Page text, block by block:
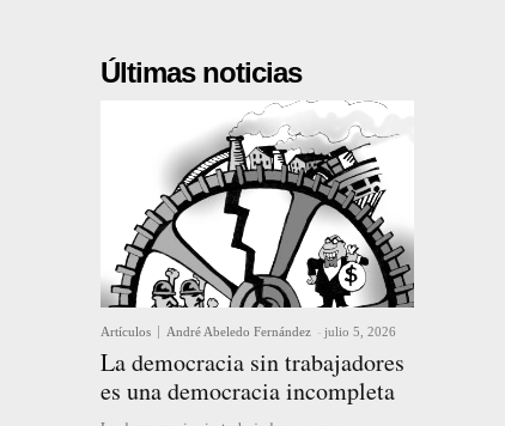
Últimas noticias
Artículos André Abeledo Fernández - julio 5, 2026
La democracia sin trabajadores
es una democracia incompleta